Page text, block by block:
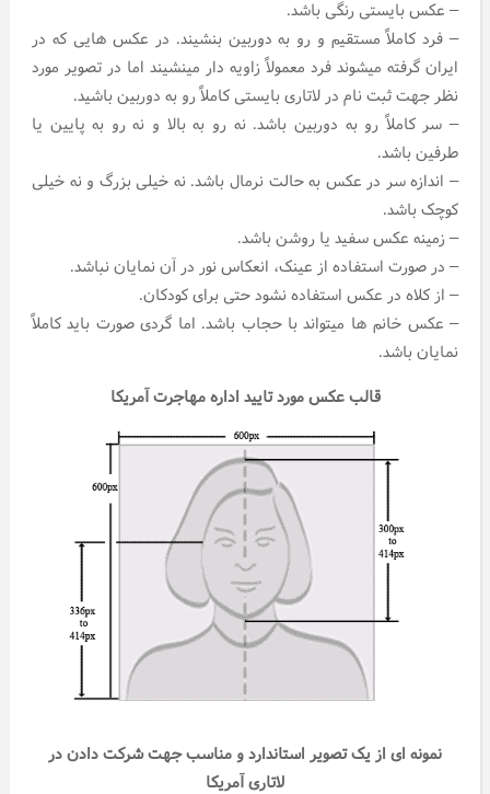
– عکس بایستی رنگی باشد.
– فرد کاملاً مستقیم و رو به دوربین بنشیند. در عکس هایی که در
ایران گرفته میشوند فرد معمولاً زاویه دار مینشیند اما در تصویر مورد
نظر جهت ثبت نام در لاتاری بایستی کاملاً رو به دوربین باشید.
– سر کاملاً رو به دوربین باشد. نه رو به بالا و نه رو به پایین یا
طرفین باشد.
– اندازه سر در عکس به حالت نرمال باشد. نه خیلی بزرگ و نه خیلی
کوچک باشد.
– زمینه عکس سفید یا روشن باشد.
– در صورت استفاده از عینک، انعکاس نور در آن نمایان نباشد.
– از کلاه در عکس استفاده نشود حتی برای کودکان.
– عکس خانم ها میتواند با حجاب باشد. اما گردی صورت باید کاملاً
نمایان باشد.
قالب عکس مورد تایید اداره مهاجرت آمریکا
نمونه ای از یک تصویر استاندارد و مناسب جهت شرکت دادن در
لاتاری آمریکا